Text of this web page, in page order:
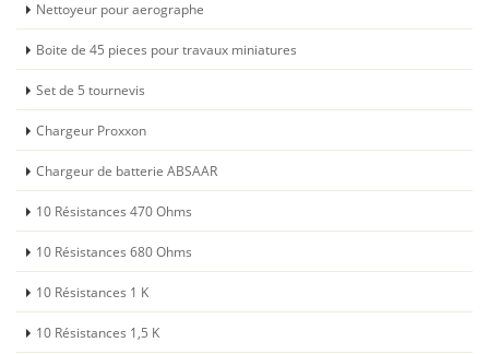
Nettoyeur pour aerographe
Boite de 45 pieces pour travaux miniatures
Set de 5 tournevis
Chargeur Proxxon
Chargeur de batterie ABSAAR
10 Résistances 470 Ohms
10 Résistances 680 Ohms
10 Résistances 1 K
10 Résistances 1,5 K